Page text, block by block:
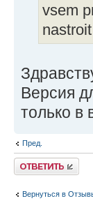
vsem
Версия
только в
Пред.
Ответить
Вернуться в